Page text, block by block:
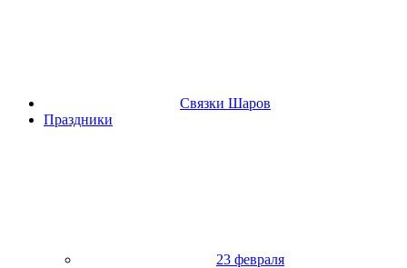
Связки Шаров
Праздники
23 февраля